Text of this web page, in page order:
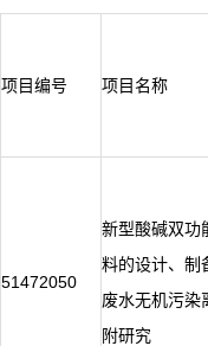
项目编号 项目名称
51472050
新型酸碱双功
料的设计、制
废水无机污染
附研究